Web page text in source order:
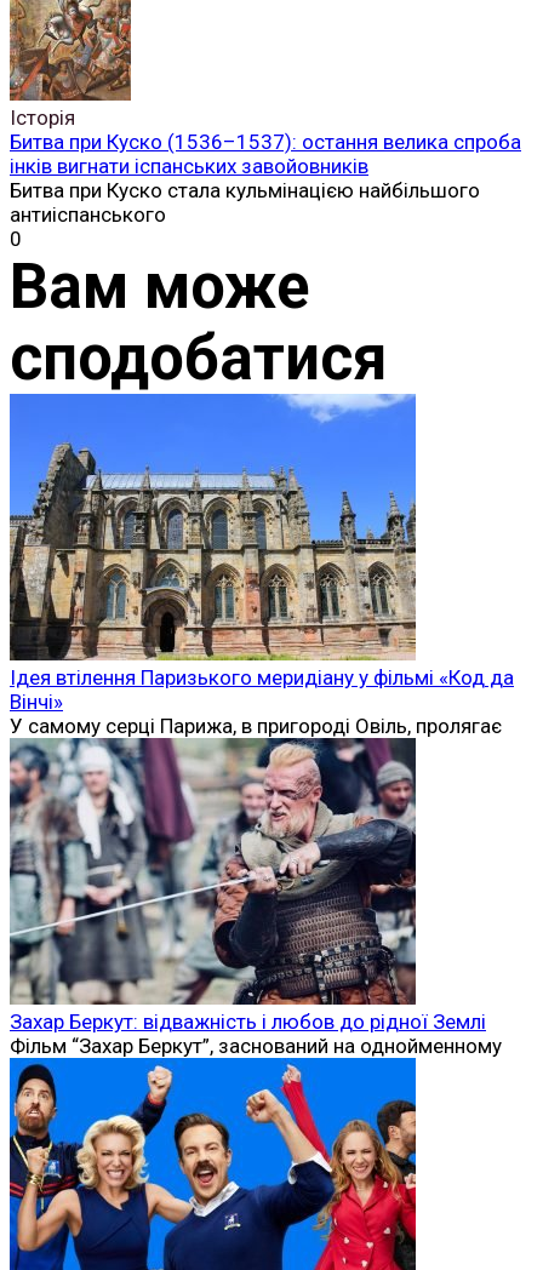
Історія
Битва при Куско (1536–1537): остання велика спроба
інків вигнати іспанських завойовників
Битва при Куско стала кульмінацією найбільшого
антиіспанського
0
Вам може
сподобатися
Ідея втілення Паризького меридіану у фільмі «Код да
Вінчі»
У самому серці Парижа, в пригороді Овіль, пролягає
Захар Беркут: відважність і любов до рідної Землі
Фільм “Захар Беркут”, заснований на однойменному